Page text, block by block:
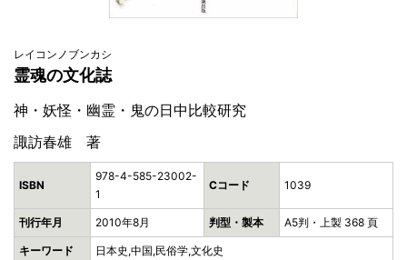
レイコンノブンカシ
霊魂の文化誌
神・妖怪・幽霊・鬼の日中比較研究
諏訪春雄 著
ISBN
978-4-585-23002-
1
Cコード 1039
刊行年月 2010年8月 判型・製本 A5判・上製 368 頁
キーワード 日本史,中国,民俗学,文化史